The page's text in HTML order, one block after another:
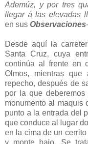
Ademúz, y por tres
llegar á las elevadas
en sus Observaciones
Desde aquí la
Santa Cruz, cuya
continúa al frente en
Olmos, mientras
repecho, después de
por la que deberemos
monumento al maquis
punto a la entrada del
que conduce al lugar
en la cima de un